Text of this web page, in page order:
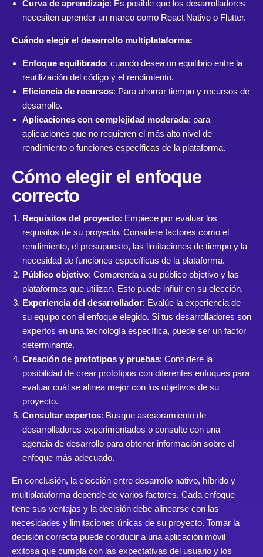
Curva de aprendizaje: Es posible que los desarrolladores
necesiten aprender un marco como React Native o Flutter.
Cuándo elegir el desarrollo multiplataforma:
Enfoque equilibrado: cuando desea un equilibrio entre la
reutilización del código y el rendimiento.
Eficiencia de recursos: Para ahorrar tiempo y recursos de
desarrollo.
Aplicaciones con complejidad moderada: para
aplicaciones que no requieren el más alto nivel de
rendimiento o funciones específicas de la plataforma.
Cómo elegir el enfoque
correcto
Requisitos del proyecto: Empiece por evaluar los
requisitos de su proyecto. Considere factores como el
rendimiento, el presupuesto, las limitaciones de tiempo y la
necesidad de funciones específicas de la plataforma.
Público objetivo: Comprenda a su público objetivo y las
plataformas que utilizan. Esto puede influir en su elección.
Experiencia del desarrollador: Evalúe la experiencia de
su equipo con el enfoque elegido. Si tus desarrolladores son
expertos en una tecnología específica, puede ser un factor
determinante.
Creación de prototipos y pruebas: Considere la
posibilidad de crear prototipos con diferentes enfoques para
evaluar cuál se alinea mejor con los objetivos de su
proyecto.
Consultar expertos: Busque asesoramiento de
desarrolladores experimentados o consulte con una
agencia de desarrollo para obtener información sobre el
enfoque más adecuado.
En conclusión, la elección entre desarrollo nativo, híbrido y
multiplataforma depende de varios factores. Cada enfoque
tiene sus ventajas y la decisión debe alinearse con las
necesidades y limitaciones únicas de su proyecto. Tomar la
decisión correcta puede conducir a una aplicación móvil
exitosa que cumpla con las expectativas del usuario y los